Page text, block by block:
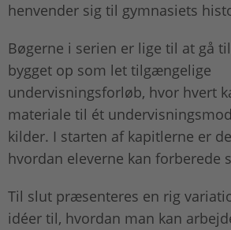
henvender sig til gymnasiets
Bøgerne i serien er lige til at gå
bygget op som let tilgængelige
undervisningsforløb, hvor hvert
materiale til ét
kilder. I starten af kapitlerne er
hvordan eleverne kan forberede
Til slut præsenteres en rig
idéer til, hvordan man kan